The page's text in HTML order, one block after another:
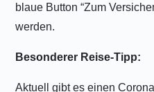
blaue Button “Zum
werden.
Besonderer Reise-Tipp:
Aktuell gibt es einen